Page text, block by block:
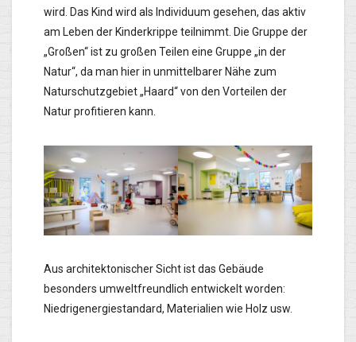
wird. Das Kind wird als Individuum gesehen, das aktiv
am Leben der Kinderkrippe teilnimmt. Die Gruppe der
„Großen“ ist zu großen Teilen eine Gruppe „in der
Natur“, da man hier in unmittelbarer Nähe zum
Naturschutzgebiet „Haard“ von den Vorteilen der
Natur profitieren kann.
Aus architektonischer Sicht ist das Gebäude
besonders umweltfreundlich entwickelt worden:
Niedrigenergiestandard, Materialien wie Holz usw.